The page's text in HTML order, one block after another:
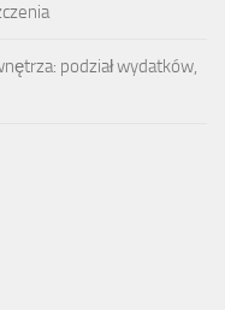
podział wydatków,